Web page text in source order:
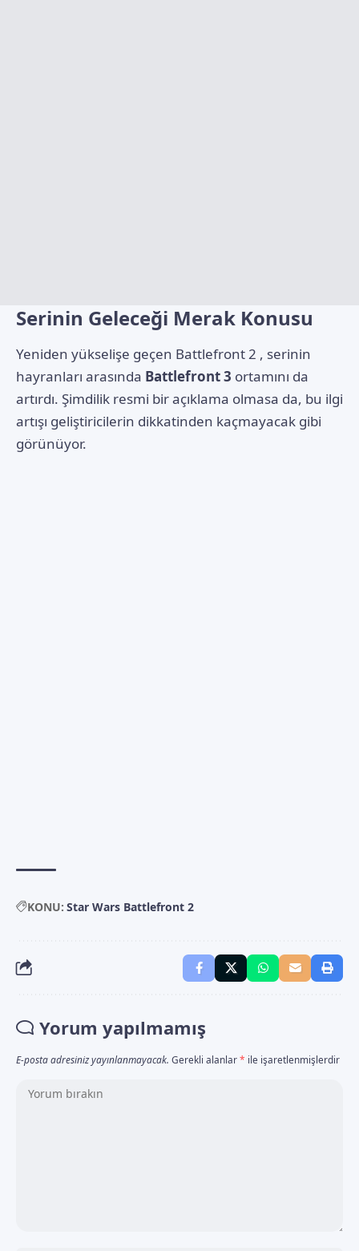
Serinin Geleceği Merak Konusu
Yeniden yükselişe geçen Battlefront 2 , serinin
hayranları arasında Battlefront 3 ortamını da
artırdı. Şimdilik resmi bir açıklama olmasa da, bu ilgi
artışı geliştiricilerin dikkatinden kaçmayacak gibi
görünüyor.
KONU: Star Wars Battlefront 2
Yorum yapılmamış
E-posta adresiniz yayınlanmayacak. Gerekli alanlar* ile işaretlenmişlerdir